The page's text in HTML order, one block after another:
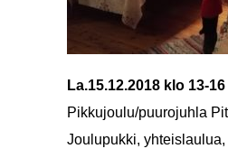
La.15.12.2018 klo 13-16
Pikkujoulu/puurojuhla
Joulupukki,